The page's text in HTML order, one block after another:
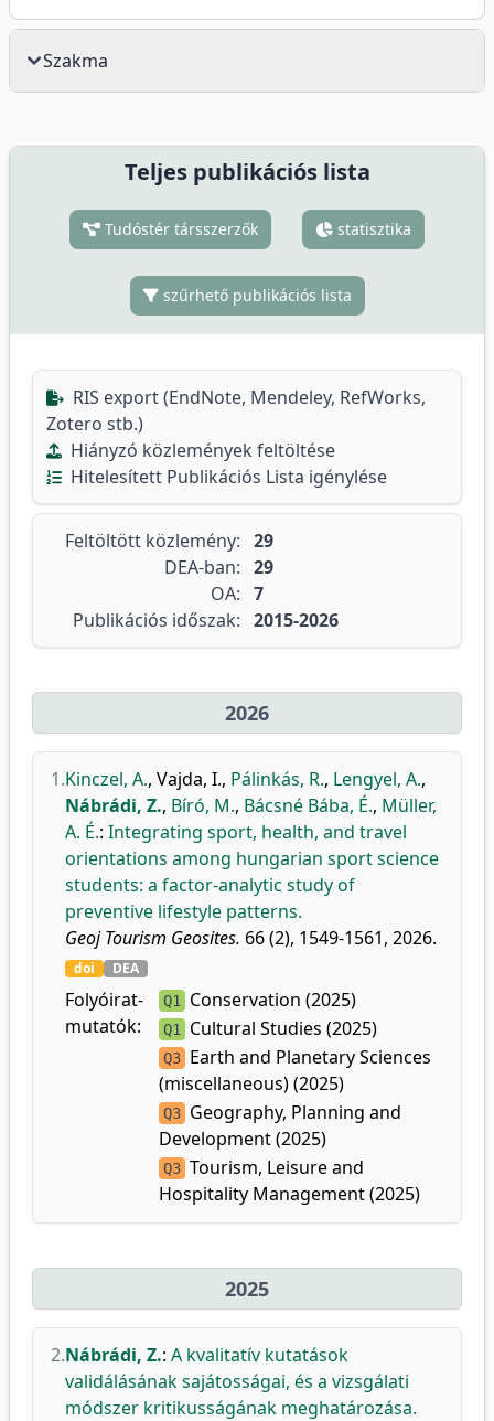
Szakma
Teljes publikációs lista
Tudóstér társszerzők statisztika
szűrhető publikációs lista
RIS export (EndNote, Mendeley, RefWorks,
Zotero stb.)
Hiányzó közlemények feltöltése
Hitelesített Publikációs Lista igénylése
Feltöltött közlemény: 29
DEA-ban: 29
OA: 7
Publikációs időszak: 2015-2026
2026
1.Kinczel, A., Vajda, I., Pálinkás, R., Lengyel, A.,
Nábrádi, Z., Bíró, M., Bácsné Bába, É., Müller,
A. É.: Integrating sport, health, and travel
orientations among hungarian sport science
students: a factor-analytic study of
preventive lifestyle patterns.
Geoj Tourism Geosites. 66 (2), 1549-1561, 2026.
doi DEA
Folyóirat-
mutatók:
Q1 Conservation (2025)
Q1 Cultural Studies (2025)
Q3 Earth and Planetary Sciences
(miscellaneous) (2025)
Q3 Geography, Planning and
Development (2025)
Q3 Tourism, Leisure and
Hospitality Management (2025)
2025
2.Nábrádi, Z.: A kvalitatív kutatások
validálásának sajátosságai, és a vizsgálati
módszer kritikusságának meghatározása.